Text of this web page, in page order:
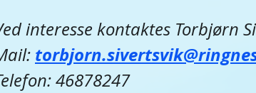
interesse kontaktes Torbjørn
46878247